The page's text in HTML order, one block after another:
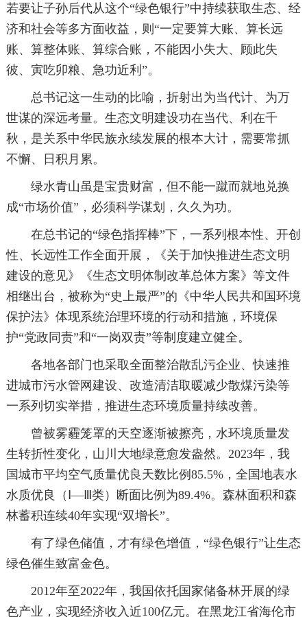
若要让子孙后代从这个“绿色银行”中持续获取生态、经
济和社会等多方面收益，则“一定要算大账、算长远
账、算整体账、算综合账，不能因小失大、顾此失
彼、寅吃卯粮、急功近利”。
总书记这一生动的比喻，折射出为当代计、为万
世谋的深远考量。生态文明建设功在当代、利在千
秋，是关系中华民族永续发展的根本大计，需要常抓
不懈、日积月累。
绿水青山虽是宝贵财富，但不能一蹴而就地兑换
成“市场价值”，必须科学谋划，久久为功。
在总书记的“绿色指挥棒”下，一系列根本性、开创
性、长远性工作全面开展，《关于加快推进生态文明
建设的意见》《生态文明体制改革总体方案》等文件
相继出台，被称为“史上最严”的《中华人民共和国环境
保护法》体现系统治理环境的行动和措施，环境保
护“党政同责”和“一岗双责”等制度建立健全。
各地各部门也采取全面整治散乱污企业、快速推
进城市污水管网建设、改造清洁取暖减少散煤污染等
一系列切实举措，推进生态环境质量持续改善。
曾被雾霾笼罩的天空逐渐被擦亮，水环境质量发
生转折性变化，山川大地绿意愈发盎然。2023年，我
国城市平均空气质量优良天数比例85.5%，全国地表水
水质优良（Ⅰ—Ⅲ类）断面比例为89.4%。森林面积和森
林蓄积连续40年实现“双增长”。
有了绿色储值，才有绿色增值，“绿色银行”让生态
绿色催生致富金色。
2012年至2022年，我国依托国家储备林开展的绿
色产业，实现经济收入近100亿元。在黑龙江省海伦市